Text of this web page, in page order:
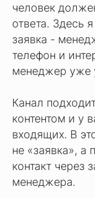
человек
ответа. Здесь
заявка -
телефон и
менеджер уже
Канал
контентом и у
входящих. В
не «заявка», а
контакт через
менеджера.